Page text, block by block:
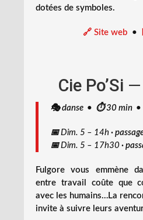
dotées de symboles.
🔗 Site web•
Cie Po’Si —
🎭 danse • ⏱️ 30 min •
📅Dim. 5 – 14h ·
📅Dim. 5 – 17h30 ·
Fulgore vous emmène
entre travail coûte que
avec les humains…La
invite à suivre leurs